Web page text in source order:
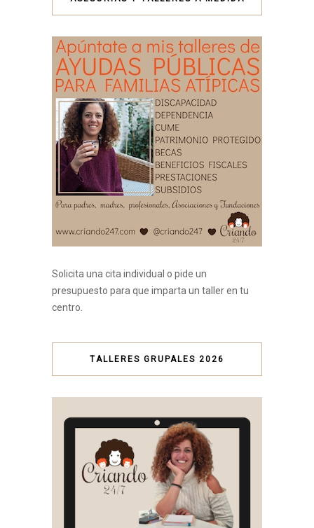
Solicita una cita individual o pide un
presupuesto para que imparta un taller en tu
centro.
TALLERES GRUPALES 2026